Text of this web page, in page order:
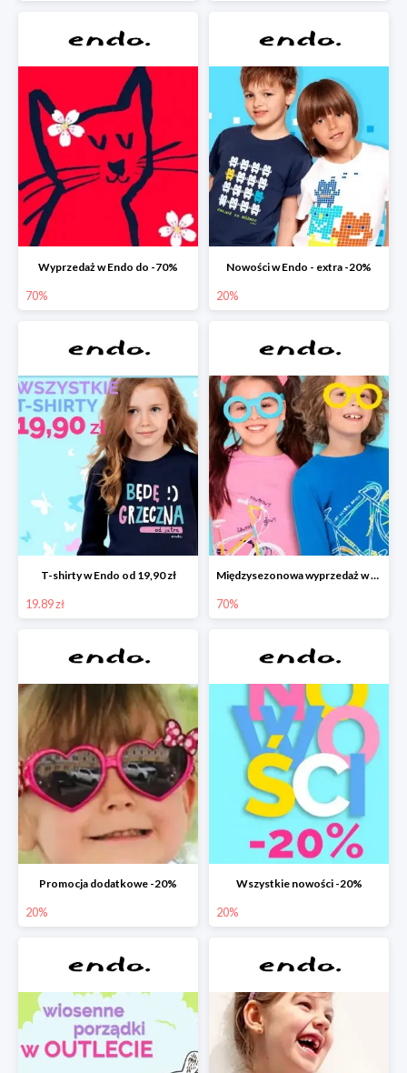
Wyprzedaż w Endo do -70%
70%
Nowości w Endo - extra -20%
20%
T-shirty w Endo od 19,90 zł
19.89 zł
Międzysezonowa wyprzedaż w Endo do -70%
70%
Promocja dodatkowe -20%
20%
Wszystkie nowości -20%
20%